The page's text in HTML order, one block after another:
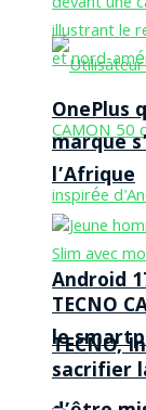
Android
TECNO,
OnePlus
marque
l’Afrique
TECNO
le
sacrifier